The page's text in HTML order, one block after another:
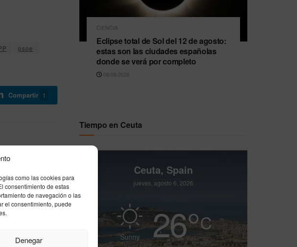
como las cookies para
consentimiento de estas
de navegación o las
el consentimiento, puede
Denegar
psoe
Compartir 1
del
CIENCIA
Eclipse total de Sol del 12 de agosto:
estas son las ciudades españolas
donde se verá por completo
06/08/2026
Tiempo en Ceuta
Ceuta, Spain
jueves, agosto 6, 2026
Sunny 26°C